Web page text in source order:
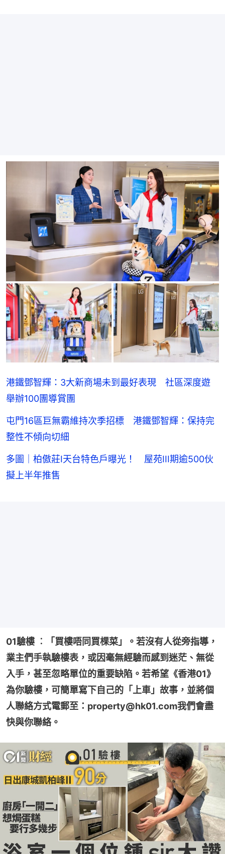
港鐵鄧智輝：3大新商場未到最好表現 社區深度遊
舉辦100團導賞團
屯門16區巨無霸維持次季招標 港鐵鄧智輝：保持完
整性不傾向切細
多圖｜柏傲莊I天台特色戶曝光！ 屋苑III期逾500伙
擬上半年推售
01驗樓 ︰「買樓唔同買棵菜」。若沒有人從旁指導，
業主們手執驗樓表，或因毫無經驗而感到迷茫、無從
入手，甚至忽略單位的重要缺陷。若希望《香港01》
為你驗樓，可簡單寫下自己的「上車」故事，並將個
人聯絡方式電郵至：property@hk01.com我們會盡
快與你聯絡。